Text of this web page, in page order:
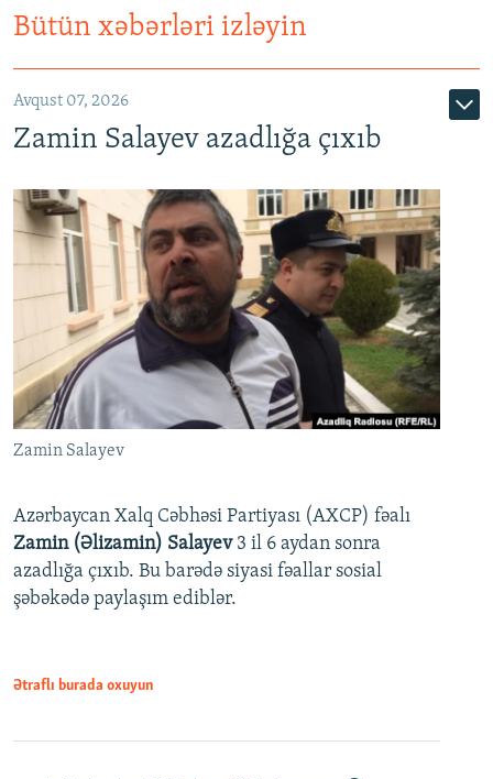
Bütün xəbərləri izləyin
Avqust 07, 2026
Zamin Salayev azadlığa çıxıb
Zamin Salayev
Azərbaycan Xalq Cəbhəsi Partiyası (AXCP) fəalı
Zamin (Əlizamin) Salayev 3 il 6 aydan sonra
azadlığa çıxıb. Bu barədə siyasi fəallar sosial
şəbəkədə paylaşım ediblər.
Ətraflı burada oxuyun